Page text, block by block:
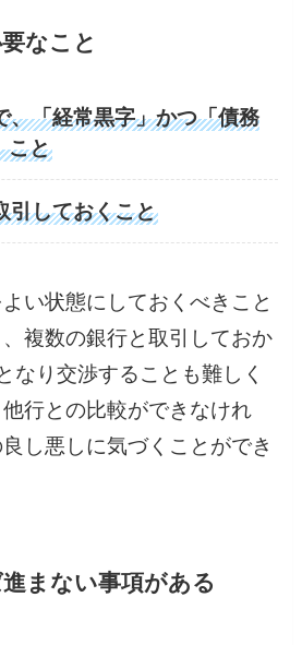
なこと
、「経常黒字」かつ「債務
こと
引しておくこと
い状態にしておくべきこと
複数の銀行と取引しておか
なり交渉することも難しく
行との比較ができなけれ
し悪しに気づくことができ
まない事項がある